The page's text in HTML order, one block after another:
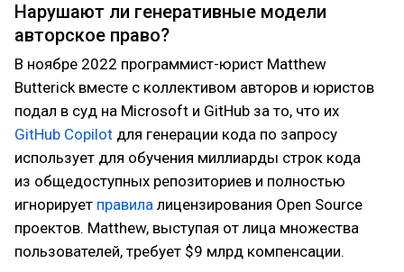
​Нарушают ли генеративные модели
авторское право?
В ноябре 2022 программист-юрист Matthew
Butterick вместе с коллективом авторов и юристов
подал в суд на Microsoft и GitHub за то, что их
GitHub Copilot для генерации кода по запросу
использует для обучения миллиарды строк кода
из общедоступных репозиториев и полностью
игнорирует правила лицензирования Open Source
проектов. Matthew, выступая от лица множества
пользователей, требует $9 млрд компенсации.